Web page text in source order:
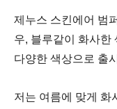
제누스 스킨에어 범
우, 블루같이 화사한
다양한 색상으로 출
저는 여름에 맞게 화